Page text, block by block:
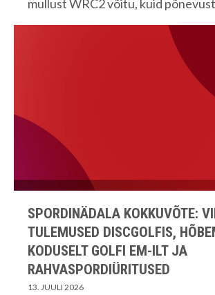
mullust WRC2 võitu, kuid
SPORDINÄDALA KOKKUVÕTE:
TULEMUSED DISCGOLFIS,
KODUSELT GOLFI EM-ILT JA
RAHVASPORDIÜRITUSED
13. JUULI 2026